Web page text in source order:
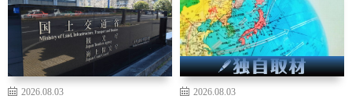
2026.08.03
2026.08.03